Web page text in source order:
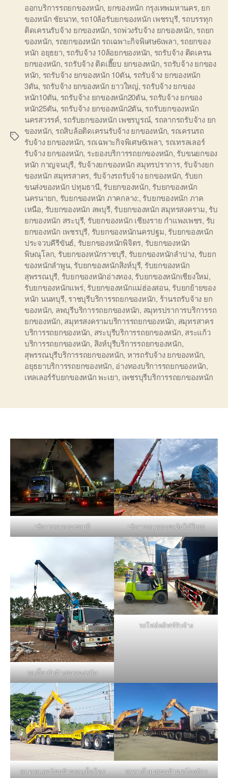
Tags
ออกบริการรถยกของหนัก, ยกของหนัก กรุงเทพมหานคร, ยก
ของหนัก ชัยนาท, รถ10ล้อรับยกของหนัก เพชรบุรี, รถบรรทุก
ติดเครนรับจ้าง ยกของหนัก, รถพ่วงรับจ้าง ยกของหนัก, รถยก
ของหนัก, รถยกของหนัก รถเฉพาะกิจพิเศษ6เพลา, รถยกของ
หนัก อยุธยา, รถรับจ้าง 10ล้อยกของหนัก, รถรับจ้าง ติดเครน
ยกของหนัก, รถรับจ้าง ติดเฮี๊ยบ ยกของหนัก, รถรับจ้าง ยกของ
หนัก, รถรับจ้าง ยกของหนัก 10ตัน, รถรับจ้าง ยกของหนัก
3ตัน, รถรับจ้าง ยกของหนัก ยาวใหญ่, รถรับจ้าง ยกของ
หนัก10ตัน, รถรับจ้าง ยกของหนัก20ตัน, รถรับจ้าง ยกของ
หนัก25ตัน, รถรับจ้าง ยกของหนัก2ตัน, รถรับยกของหนัก
นครสวรรค์, รถรับยกของหนัก เพชรบูรณ์, รถลากรถรับจ้าง ยก
ของหนัก, รถสิบล้อติดเครนรับจ้าง ยกของหนัก, รถเครนรถ
รับจ้าง ยกของหนัก, รถเฉพาะกิจพิเศษ6เพลา, รถเทรลเลอร์
รับจ้าง ยกของหนัก, ระยองบริการรถยกของหนัก, รับขนยกของ
หนัก กาญจนบุรี, รับจ้างยกของหนัก สมุทรปราการ, รับจ้างยก
ของหนัก สมุทรสาคร, รับจ้างรถรับจ้าง ยกของหนัก, รับยก
ขนส่งของหนัก ปทุมธานี, รับยกของหนัก, รับยกของหนัก
นครนายก, รับยกของหนัก ภาคกลาง:, รับยกของหนัก ภาค
เหนือ, รับยกของหนัก ลพบุรี, รับยกของหนัก สมุทรสงคราม, รับ
ยกของหนัก สระบุรี, รับยกของหนัก เชียงราย กำแพงเพชร, รับ
ยกของหนัก เพชรบุรี, รับยกของหนักนครปฐม, รับยกของหนัก
ประจวบคีรีขันธ์, รับยกของหนักพิจิตร, รับยกของหนัก
พิษณุโลก, รับยกของหนักราชบุรี, รับยกของหนักลำปาง, รับยก
ของหนักลำพูน, รับยกของหนักสิงห์บุรี, รับยกของหนัก
สุพรรณบุรี, รับยกของหนักอ่างทอง, รับยกของหนักเชียงใหม่,
รับยกของหนักแพร่, รับยกของหนักแม่ฮ่องสอน, รับยกย้ายของ
หนัก นนทบุรี, ราชบุรีบริการรถยกของหนัก, ร้านรถรับจ้าง ยก
ของหนัก, ลพบุรีบริการรถยกของหนัก, สมุทรปราการบริการรถ
ยกของหนัก, สมุทรสงครามบริการรถยกของหนัก, สมุทรสาคร
บริการรถยกของหนัก, สระบุรีบริการรถยกของหนัก, สระแก้ว
บริการรถยกของหนัก, สิงห์บุรีบริการรถยกของหนัก,
สุพรรณบุรีบริการรถยกของหนัก, หารถรับจ้าง ยกของหนัก,
อยุธยาบริการรถยกของหนัก, อ่างทองบริการรถยกของหนัก,
เทลเลอร์รับยกของหนัก พะเยา, เพชรบุรีบริการรถยกของหนัก
บริการรถเครนชลบุรี บริการรถเครนยกต้นไม้ใหญ่
รถเฮี๊ยบรับจ้างยกของหนัก
รถโฟล์คลิฟท์รับจ้าง
รถเทรลเลอร์ขนย้ายรถแม็คโคร รถหางโรเบสขนย้ายเครื่องจักร